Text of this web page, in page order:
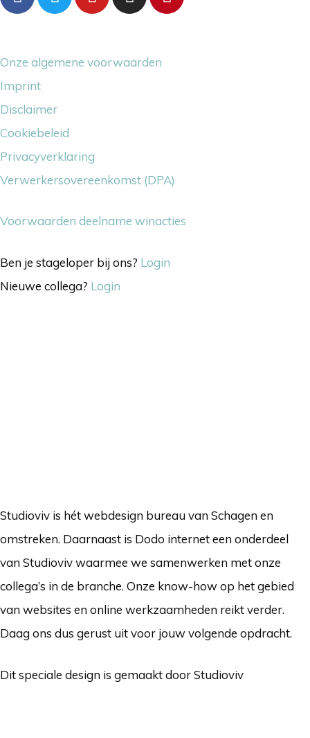
Onze algemene voorwaarden
Imprint
Disclaimer
Cookiebeleid
Privacyverklaring
Verwerkersovereenkomst (DPA)
Voorwaarden deelname winacties
Ben je stageloper bij ons? Login
Nieuwe collega? Login
Studioviv is hét webdesign bureau van Schagen en
omstreken. Daarnaast is Dodo internet een onderdeel
van Studioviv waarmee we samenwerken met onze
collega’s in de branche. Onze know-how op het gebied
van websites en online werkzaamheden reikt verder.
Daag ons dus gerust uit voor jouw volgende opdracht.
Dit speciale design is gemaakt door Studioviv